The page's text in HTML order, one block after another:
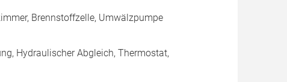
Brennstoffzelle, Umwälzpumpe
Hydraulischer Abgleich, Thermostat,